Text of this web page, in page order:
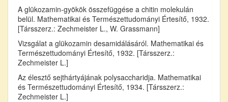
A glükozamin-gyökök összefüggése a chitin molekulán
belül. Mathematikai és Természettudományi Értesítő, 1932.
[Társszerz.: Zechmeister L., W. Grassmann]
Vizsgálat a glükozamin desamidálásáról. Mathematikai és
Természettudományi Értesítő, 1932. [Társszerz.:
Zechmeister L.]
Az élesztő sejthártyájának polysaccharidja. Mathematikai
és Természettudományi Értesítő, 1934. [Társszerz.:
Zechmeister L.]